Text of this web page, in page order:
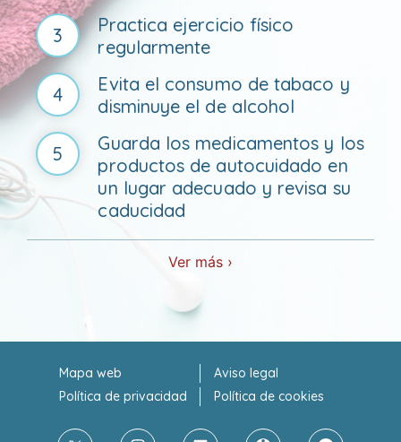
3
Practica ejercicio físico
regularmente
4
Evita el consumo de tabaco y
disminuye el de alcohol
5
Guarda los medicamentos y los
productos de autocuidado en
un lugar adecuado y revisa su
caducidad
Ver más ›
Mapa web
Aviso legal
Política de privacidad
Política de cookies